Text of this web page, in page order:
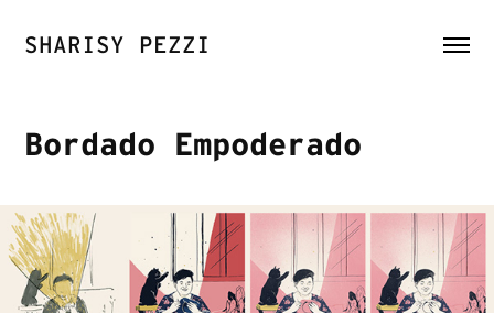
SHARISY PEZZI
Bordado Empoderado